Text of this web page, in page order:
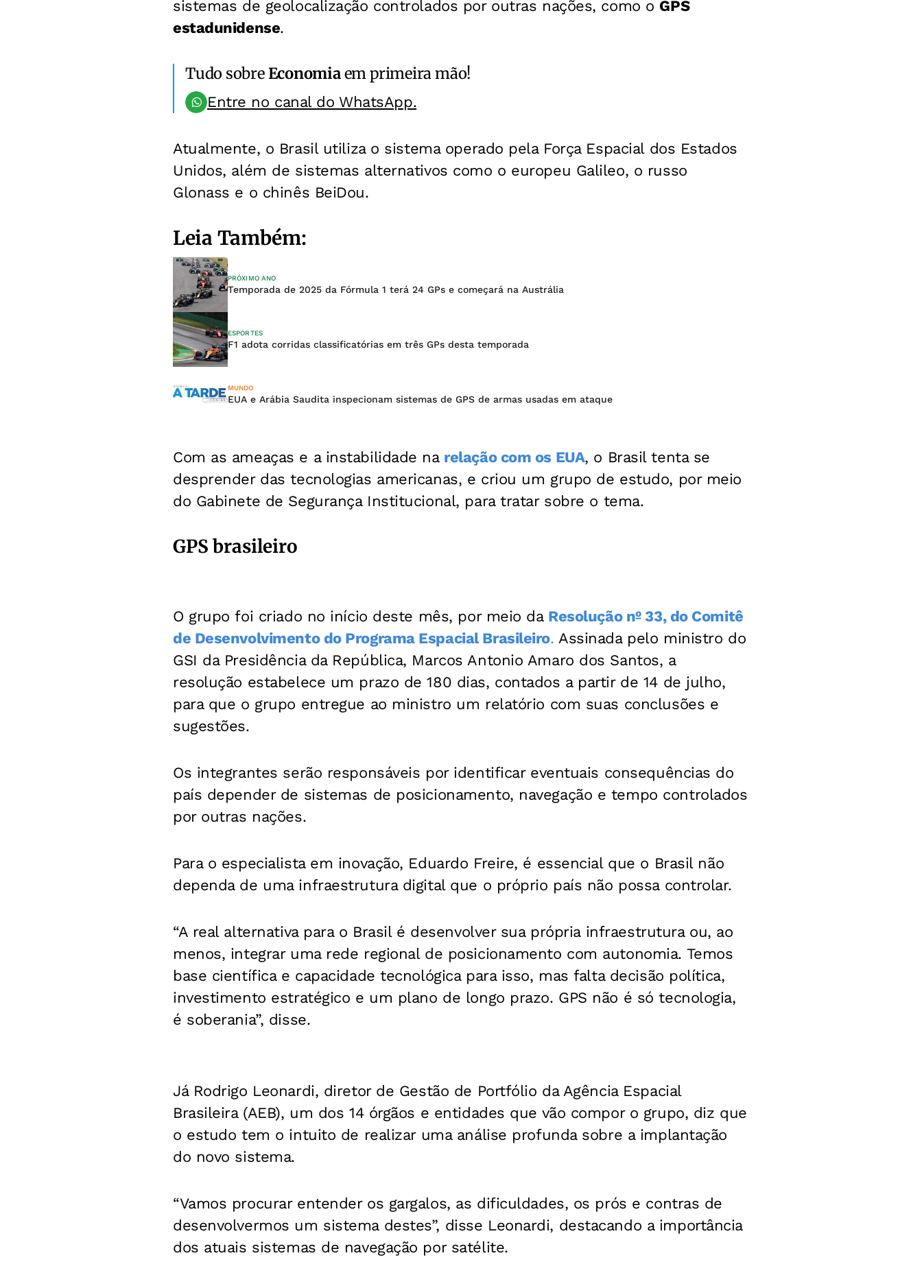
sistemas de geolocalização controlados por outras nações, como o GPS
estadunidense.
Tudo sobreEconomiaem primeira mão!
Entre no canal do WhatsApp.
Atualmente, o Brasil utiliza o sistema operado pela Força Espacial dos Estados
Unidos, além de sistemas alternativos como o europeu Galileo, o russo
Glonass e o chinês BeiDou.
Leia Também:
PRÓXIMO ANO
Temporada de 2025 da Fórmula 1 terá 24 GPs e começará na Austrália
ESPORTES
F1 adota corridas classificatórias em três GPs desta temporada
MUNDO
EUA e Arábia Saudita inspecionam sistemas de GPS de armas usadas em ataque
Com as ameaças e a instabilidade na relação com os EUA, o Brasil tenta se
desprender das tecnologias americanas, e criou um grupo de estudo, por meio
do Gabinete de Segurança Institucional, para tratar sobre o tema.
GPS brasileiro
O grupo foi criado no início deste mês, por meio da Resolução nº 33, do Comitê
de Desenvolvimento do Programa Espacial Brasileiro. Assinada pelo ministro do
GSI da Presidência da República, Marcos Antonio Amaro dos Santos, a
resolução estabelece um prazo de 180 dias, contados a partir de 14 de julho,
para que o grupo entregue ao ministro um relatório com suas conclusões e
sugestões.
Os integrantes serão responsáveis por identificar eventuais consequências do
país depender de sistemas de posicionamento, navegação e tempo controlados
por outras nações.
Para o especialista em inovação, Eduardo Freire, é essencial que o Brasil não
dependa de uma infraestrutura digital que o próprio país não possa controlar.
“A real alternativa para o Brasil é desenvolver sua própria infraestrutura ou, ao
menos, integrar uma rede regional de posicionamento com autonomia. Temos
base científica e capacidade tecnológica para isso, mas falta decisão política,
investimento estratégico e um plano de longo prazo. GPS não é só tecnologia,
é soberania”, disse.
Já Rodrigo Leonardi, diretor de Gestão de Portfólio da Agência Espacial
Brasileira (AEB), um dos 14 órgãos e entidades que vão compor o grupo, diz que
o estudo tem o intuito de realizar uma análise profunda sobre a implantação
do novo sistema.
“Vamos procurar entender os gargalos, as dificuldades, os prós e contras de
desenvolvermos um sistema destes”, disse Leonardi, destacando a importância
dos atuais sistemas de navegação por satélite.